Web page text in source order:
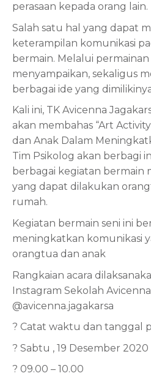
perasaan kepada orang lain.
Salah satu hal yang dapat
keterampilan komunikasi
bermain. Melalui
menyampaikan, sekaligus
berbagai ide yang
Kali ini, TK Avicenna
akan membahas “Art
dan Anak Dalam
Tim Psikolog akan berbagi
berbagai kegiatan bermain
yang dapat dilakukan
rumah.
Kegiatan bermain seni ini
meningkatkan komunikasi
orangtua dan anak
Rangkaian acara
Instagram Sekolah
@avicenna.jagakarsa
? Catat waktu dan tanggal
? Sabtu , 19 Desember 2020
? 09.00 – 10.00